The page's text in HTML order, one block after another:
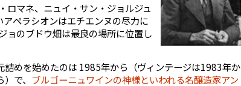
ロマネ、ニュイ・サン・ジョルジュ
ペラシオンはエチエンヌの尽力に
ョのブドウ畑は最良の場所に位置し
詰めを始めたのは 1985年から（ヴィンテージは1983年か
）で、 ブルゴーニュワインの神様といわれる名醸造家アン